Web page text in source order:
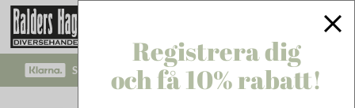
SÄKRA BETALNINGAR MED KLARNA CHECKOUT!
Registrera dig
och få 10% rabatt!